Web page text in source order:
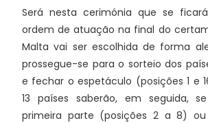
Será nesta cerimónia que se
ordem de atuação na final do
Malta vai ser escolhida de forma
prossegue-se para o sorteio dos
e fechar o espetáculo (posições 1 e
13 países saberão, em seguida,
primeira parte (posições 2 a 8) ou